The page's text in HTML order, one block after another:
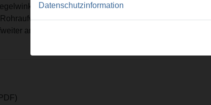
18 Grad. Antrieb durch Hand-
REMS Akku-Ex-Press P
anderer Fabrikate. Schnell
Datenschutzinformation